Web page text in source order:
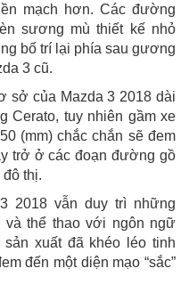
mạch hơn. Các đường
sương mù thiết kế nhỏ
bố trí lại phía sau gương
3 cũ.
sở của Mazda 3 2018 dài
Cerato, tuy nhiên gầm xe
(mm) chắc chắn sẽ đem
trở ở các đoạn đường gồ
thị.
2018 vẫn duy trì những
thể thao với ngôn ngữ
xuất đã khéo léo tinh
đến một diện mạo “sắc”